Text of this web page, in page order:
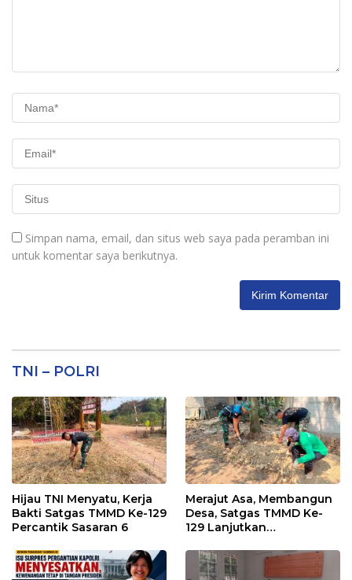
Simpan nama, email, dan situs web saya pada peramban ini
untuk komentar saya berikutnya.
TNI – POLRI
Hijau TNI Menyatu, Kerja
Bakti Satgas TMMD Ke-129
Percantik Sasaran 6
Merajut Asa, Membangun
Desa, Satgas TMMD Ke-
129 Lanjutkan